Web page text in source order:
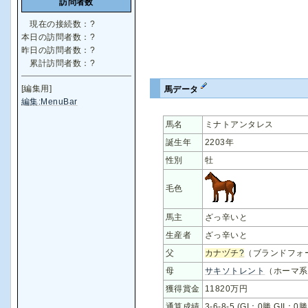
馬データ
馬名
ミナトアンタレス
誕生年
2203年
性別
牡
毛色
馬主
ざっ辛いと
生産者
ざっ辛いと
父
カナヅチ? （ブランドフォ
母
サキソトレント
（ホーマ系
獲得賞金
11820万円
現在の接続数： ?
本日の訪問者数： ?
昨日の訪問者数： ?
累計訪問者数： ?
[編集用]
編集:MenuBar